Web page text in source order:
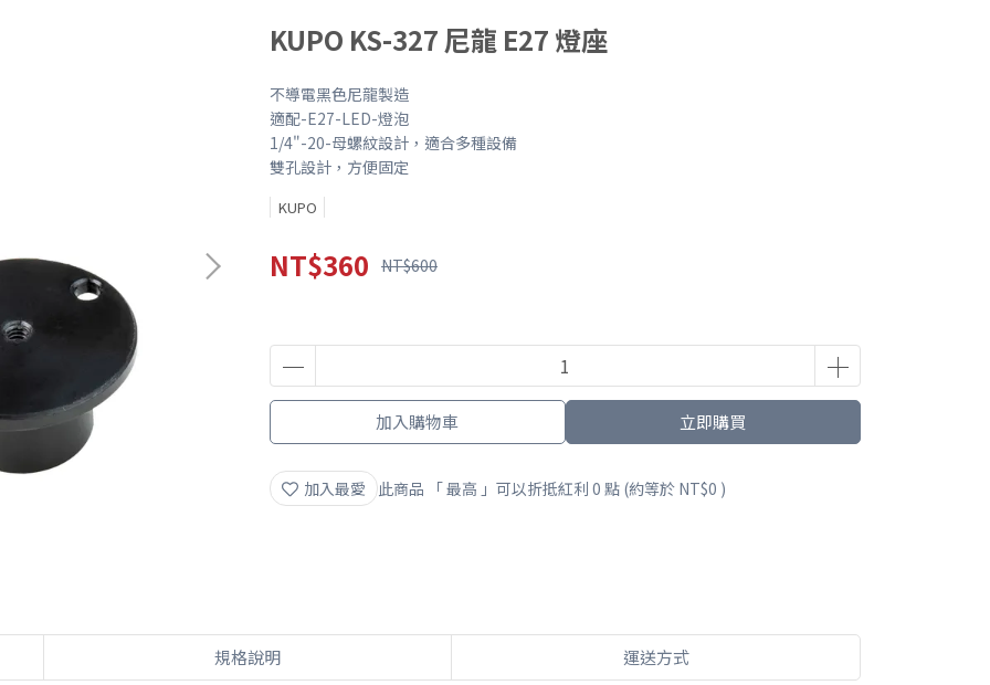
KUPO KS-327 尼龍 E27 燈座
不導電黑色尼龍製造
適配-E27-LED-燈泡
1/4"-20-母螺紋設計，適合多種設備
雙孔設計，方便固定
KUPO
NT$360 NT$600
加入購物車 立即購買
加入最愛 此商品 「 最高 」可以折抵紅利 0 點 (約等於 NT$0 )
規格說明 運送方式